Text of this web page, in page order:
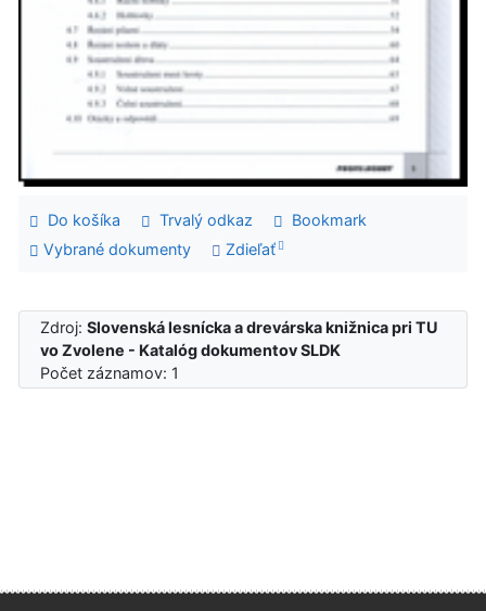
Do košíka Trvalý odkaz
Bookmark
Vybrané dokumenty
Zdieľať
Zdroj:Slovenská lesnícka a drevárska knižnica pri TU
vo Zvolene - Katalóg dokumentov SLDK
Počet záznamov: 1